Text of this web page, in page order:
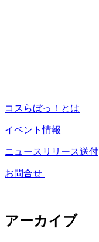
コスらぼっ！とは
イベント情報
ニュースリリース送付
お問合せ
アーカイブ